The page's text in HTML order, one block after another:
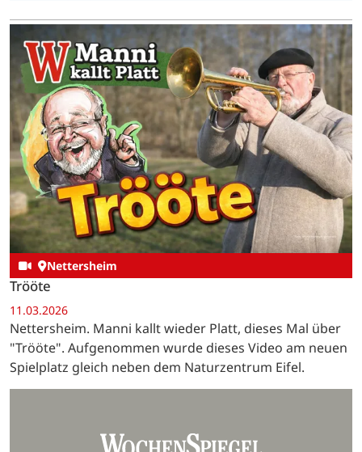
Nettersheim
Trööte
11.03.2026
Nettersheim. Manni kallt wieder Platt, dieses Mal über
"Trööte". Aufgenommen wurde dieses Video am neuen
Spielplatz gleich neben dem Naturzentrum Eifel.